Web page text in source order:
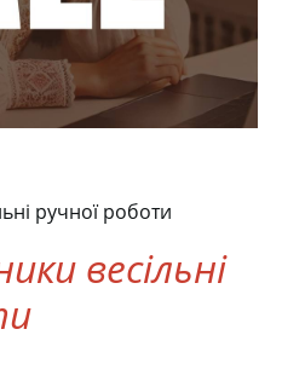
ручної роботи
весільні